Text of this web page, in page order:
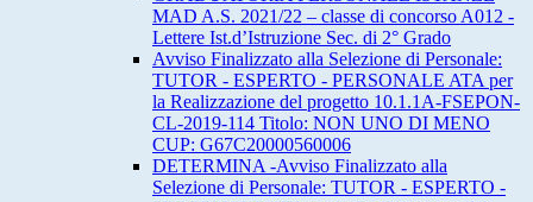
MAD A.S. 2021/22 – classe di concorso A012 -
Lettere Ist.d’Istruzione Sec. di 2° Grado
Avviso Finalizzato alla Selezione di Personale:
TUTOR - ESPERTO - PERSONALE ATA per
la Realizzazione del progetto 10.1.1A-FSEPON-
CL-2019-114 Titolo: NON UNO DI MENO
CUP: G67C20000560006
DETERMINA -Avviso Finalizzato alla
Selezione di Personale: TUTOR - ESPERTO -